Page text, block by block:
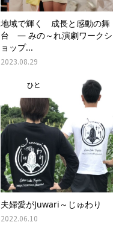
地域で輝く 成長と感動の舞
台 ― みの～れ演劇ワークシ
ョップ...
2023.08.29
ひと
夫婦愛がJuwari～じゅわり
2022.06.10